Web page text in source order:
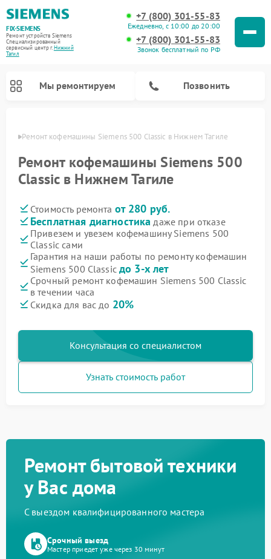
FIX-SIEMENS
Ремонт устройств Siemens
Специализированный
cервисный центр г.Нижний
Тагил
+7 (800) 301-55-83
Ежедневно, с 10:00 до 20:00
+7 (800) 301-55-83
Звонок бесплатный по РФ
Мы ремонтируем Позвонить
Ремонт кофемашины Siemens 500 Classic в Нижнем Тагиле
Ремонт кофемашины Siemens 500
Classic в Нижнем Тагиле
Стоимость ремонта от 280 руб.
Бесплатная диагностика даже при отказе
Привезем и увезем кофемашину Siemens 500
Classic сами
Гарантия на наши работы по ремонту кофемашин
Siemens 500 Classic до 3-х лет
Срочный ремонт кофемашин Siemens 500 Classic
в течении часа
Скидка для вас до 20%
Консультация со специалистом
Узнать стоимость работ
Ремонт бытовой техники
у Вас дома
С выездом квалифицированного мастера
Срочный выезд
Мастер приедет уже через 30 минут